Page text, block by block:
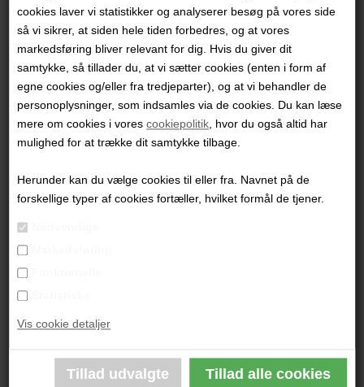
cookies laver vi statistikker og analyserer besøg på vores side
så vi sikrer, at siden hele tiden forbedres, og at vores
markedsføring bliver relevant for dig. Hvis du giver dit
samtykke, så tillader du, at vi sætter cookies (enten i form af
egne cookies og/eller fra tredjeparter), og at vi behandler de
personoplysninger, som indsamles via de cookies. Du kan læse
mere om cookies i vorescookiepolitik , hvor du også altid har
mulighed for at trække dit samtykke tilbage.
Herunder kan du vælge cookies til eller fra. Navnet på de
forskellige typer af cookies fortæller, hvilket formål de tjener.
Vis cookie detaljer
Emne
Besked